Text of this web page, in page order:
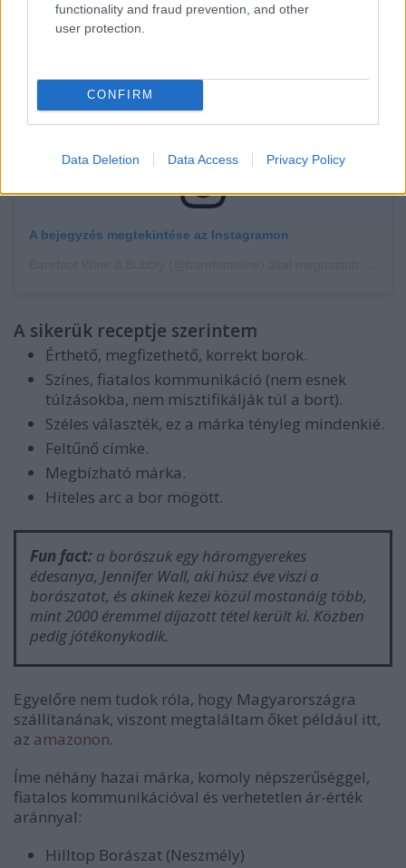
functionality and fraud prevention, and other
user protection.
CONFIRM
Data Deletion Data Access Privacy Policy
A bejegyzés megtekintése az Instagramon
A sikerük receptje szerintem
Érthető, megfizethető, korrekt borok.
Színes, fiatalos kommunikáció (nem esnek
túlzásokba, nem misztifikálják túl a bort).
Széles választék, ez a márka tényleg mindenkié.
Feltűnő címke.
Megbízható márka.
Hiteles arc a bor mögött.
Fun fact: a borászuk egy háromgyerekes
édesanya, Jennifer Wall, aki húsz éve viszi a
borászatot, és akinek kezei közül mostanáig több,
mint 2000 éremmel díjazott tétel került ki. Közben
pedig jótékonykodik.
Egyelőre nem tudok róla, hogy Magyarországra
szállítanának, viszont megtaláltam őket például itt,
az amazonon.
Íme néhány hazai márka, komoly népszerűséggel,
fiatalos kommunikációval és verhetetlen ár-érték
aránnyal:
Hilltop Borászat (Neszmély)